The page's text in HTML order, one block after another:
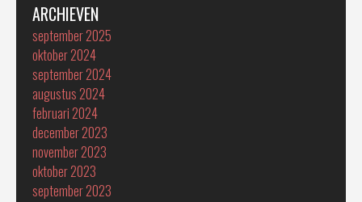
ARCHIEVEN
september 2025
oktober 2024
september 2024
augustus 2024
februari 2024
december 2023
november 2023
oktober 2023
september 2023